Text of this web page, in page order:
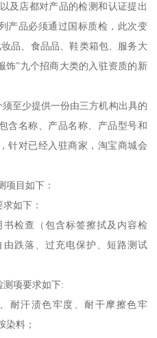
及店都对产品的检测和认证提出
产品必须通过国标质检，此次变
品、食品品、鞋类箱包、服务大
饰”九个招商大类的入驻资质的新
至少提供一份由三方机构出具的
含名称、产品名称、产品型号和
针对已经入驻商家，淘宝商城会
项目如下：
求如下：
检查（包含标签擦拭及内容检
跌落、过充电保护、短路测试
测项要求如下:
耐汗渍色牢度、耐干摩擦色牢
染料；